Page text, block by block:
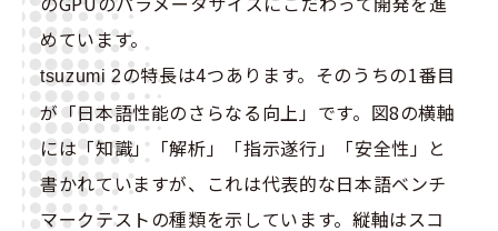
めています。
tsuzumi 2の特長は4つあります。そのうちの1番目
が「日本語性能のさらなる向上」です。図8の横軸
には「知識」「解析」「指示遂行」「安全性」と
書かれていますが、これは代表的な日本語ベンチ
マークテストの種類を示しています。縦軸はスコ